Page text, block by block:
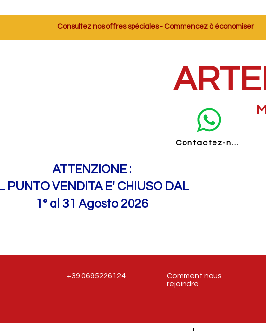
Consultez nos offres spéciales - Commencez à économiser
Contactez-nous
ATTENZIONE :
IL PUNTO VENDITA E' CHIUSO DAL
1° al 31 Agosto 2026
+39 0695226124
Comment nous
rejoindre